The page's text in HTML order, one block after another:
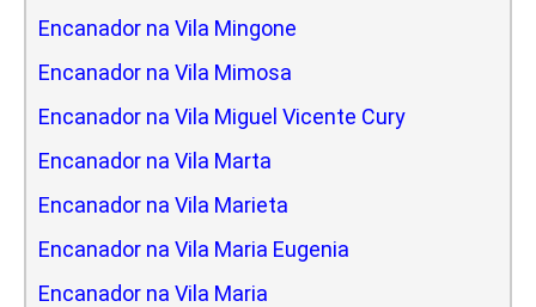
Encanador na Vila Mingone
Encanador na Vila Mimosa
Encanador na Vila Miguel Vicente Cury
Encanador na Vila Marta
Encanador na Vila Marieta
Encanador na Vila Maria Eugenia
Encanador na Vila Maria